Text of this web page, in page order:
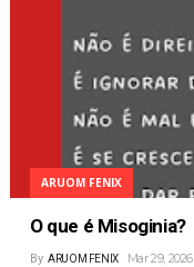
ARUOM FENIX
O que é Misoginia?
By ARUOM FENIX Mar 29, 2026